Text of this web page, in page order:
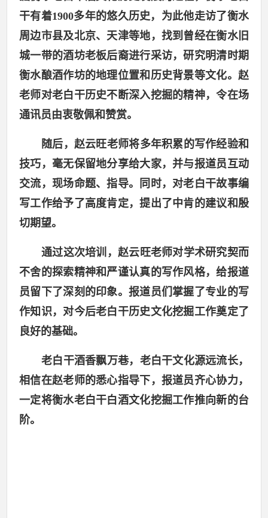
干有着1900多年的悠久历史，为此他走访了衡水
周边市县及北京、天津等地，找到曾经在衡水旧
城一带的酒坊老板后裔进行采访，研究明清时期
衡水酿酒作坊的地理位置和历史背景等文化。赵
老师对老白干历史不断深入挖掘的精神，令在场
通讯员由衷敬佩和赞赏。
随后，赵云旺老师将多年积累的写作经验和
技巧，毫无保留地分享给大家，并与报道员互动
交流，现场命题、指导。同时，对老白干故事编
写工作给予了高度肯定，提出了中肯的建议和殷
切期望。
通过这次培训，赵云旺老师对学术研究契而
不舍的探索精神和严谨认真的写作风格，给报道
员留下了深刻的印象。报道员们掌握了专业的写
作知识，对今后老白干历史文化挖掘工作奠定了
良好的基础。
老白干酒香飘万巷，老白干文化源远流长，
相信在赵老师的悉心指导下，报道员齐心协力，
一定将衡水老白干白酒文化挖掘工作推向新的台
阶。